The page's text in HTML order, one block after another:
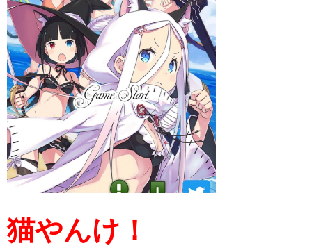
猫やんけ！